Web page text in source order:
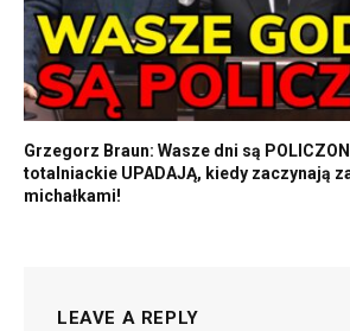
Grzegorz Braun: Wasze dni są
totalniackie UPADAJĄ, kiedy zaczynają
michałkami!
LEAVE A REPLY